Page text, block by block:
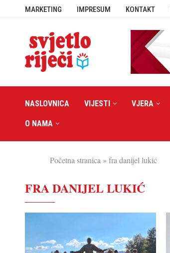
MARKETING IMPRESUM KONTAKT
NASLOVNICA VIJESTI VJERA
O NAMA
Početna stranica » fra danijel lukić
FRA DANIJEL LUKIĆ